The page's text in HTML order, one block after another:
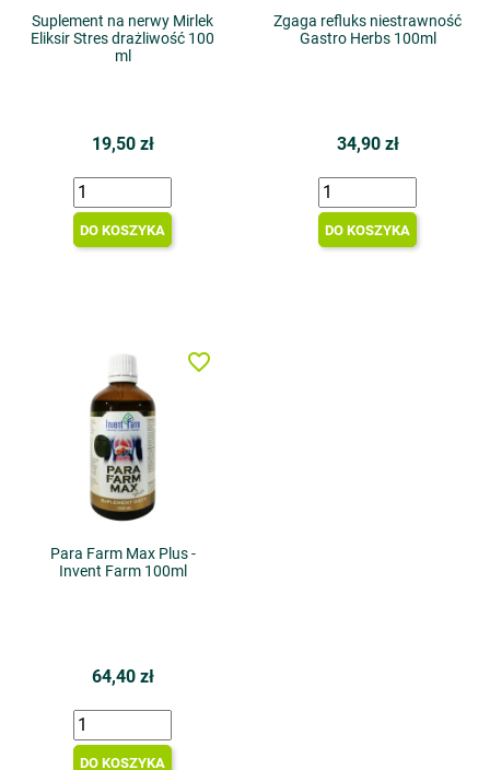
Suplement na nerwy Mirlek
Eliksir Stres drażliwość 100
ml
19,50 zł
DO KOSZYKA
Zgaga refluks niestrawność
Gastro Herbs 100ml
34,90 zł
DO KOSZYKA
Para Farm Max Plus -
Invent Farm 100ml
64,40 zł
DO KOSZYKA
favorite_border